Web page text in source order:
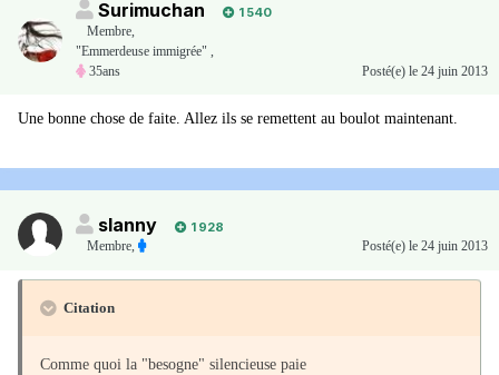
Surimuchan
1 540
Membre,
"Emmerdeuse immigrée" ,
35ans
Posté(e) le 24 juin 2013
Une bonne chose de faite. Allez ils se remettent au boulot maintenant.
slanny
1 928
Membre, Posté(e) le 24 juin 2013
Citation
Comme quoi la "besogne" silencieuse paie